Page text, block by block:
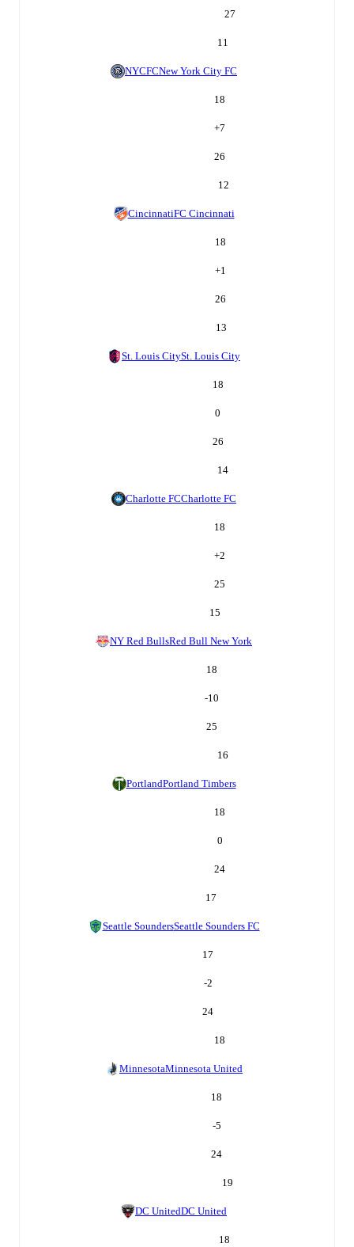
27
11
NYCFCNew York City FC
18
+7
26
12
CincinnatiFC Cincinnati
18
+1
26
13
St. Louis CitySt. Louis City
18
0
26
14
Charlotte FCCharlotte FC
18
+2
25
15
NY Red BullsRed Bull New York
18
-10
25
16
PortlandPortland Timbers
18
0
24
17
Seattle SoundersSeattle Sounders FC
17
-2
24
18
MinnesotaMinnesota United
18
-5
24
19
DC UnitedDC United
18